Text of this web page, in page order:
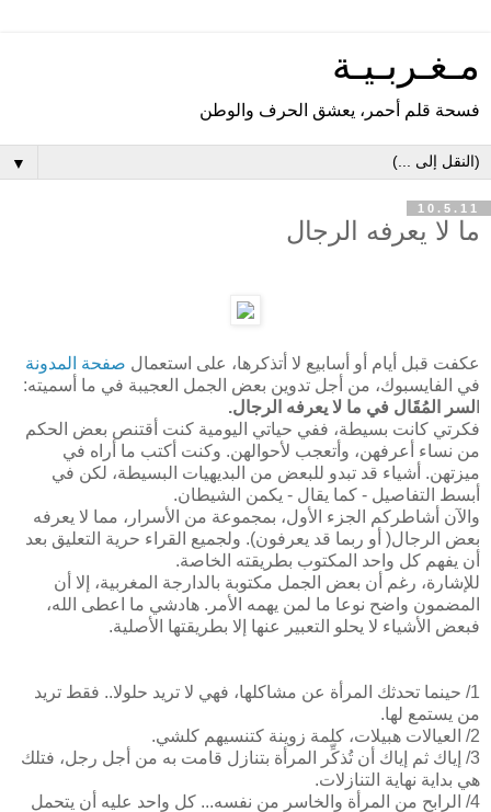
مـغـربـيـة
فسحة قلم أحمر، يعشق الحرف والوطن
▼
10.5.11
ما لا يعرفه الرجال
عكفت قبل أيام أو أسابيع لا أتذكرها، على استعمال صفحة المدونة
في الفايسبوك، من أجل تدوين بعض الجمل العجيبة في ما أسميته:
لسر المُقَال في ما لا يعرفه الرجال.
فكرتي كانت بسيطة، ففي حياتي اليومية كنت أقتنص بعض الحكم
من نساء أعرفهن، وأتعجب لأحوالهن. وكنت أكتب ما أراه في
ميزتهن. أشياء قد تبدو للبعض من البديهيات البسيطة، لكن في
أبسط التفاصيل - كما يقال - يكمن الشيطان.
والآن أشاطركم الجزء الأول، بمجموعة من الأسرار، مما لا يعرفه
بعض الرجال( أو ربما قد يعرفون). ولجميع القراء حرية التعليق بعد
أن يفهم كل واحد المكتوب بطريقته الخاصة.
للإشارة، رغم أن بعض الجمل مكتوبة بالدارجة المغربية، إلا أن
المضمون واضح نوعا ما لمن يهمه الأمر. هادشي ما اعطى الله،
فبعض الأشياء لا يحلو التعبير عنها إلا بطريقتها الأصلية.
1/ حينما تحدثك المرأة عن مشاكلها، فهي لا تريد حلولا.. فقط تريد
من يستمع لها.
2/ العيالات هبيلات، كلمة زوينة كتنسيهم كلشي.
3/ إياك ثم إياك أن تُذكِّر المرأة بتنازل قامت به من أجل رجل، فتلك
هي بداية نهاية التنازلات.
4/ الرابح من المرأة والخاسر من نفسه... كل واحد عليه أن يتحمل